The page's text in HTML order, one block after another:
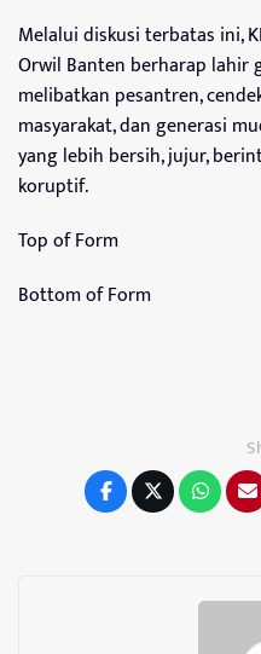
Melalui diskusi terbatas ini,
Orwil Banten berharap lahir
melibatkan pesantren,
masyarakat, dan generasi
yang lebih bersih, jujur,
koruptif.
Top of Form
Bottom of Form